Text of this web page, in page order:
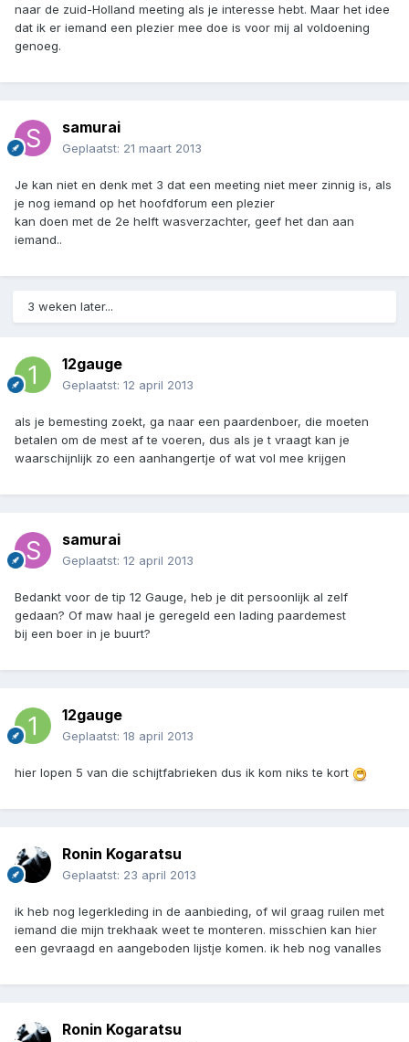
naar de zuid-Holland meeting als je interesse hebt. Maar het idee
dat ik er iemand een plezier mee doe is voor mij al voldoening
genoeg.
samurai
Geplaatst: 21 maart 2013
Je kan niet en denk met 3 dat een meeting niet meer zinnig is, als
je nog iemand op het hoofdforum een plezier
kan doen met de 2e helft wasverzachter, geef het dan aan
iemand..
3 weken later...
12gauge
Geplaatst: 12 april 2013
als je bemesting zoekt, ga naar een paardenboer, die moeten
betalen om de mest af te voeren, dus als je t vraagt kan je
waarschijnlijk zo een aanhangertje of wat vol mee krijgen
samurai
Geplaatst: 12 april 2013
Bedankt voor de tip 12 Gauge, heb je dit persoonlijk al zelf
gedaan? Of maw haal je geregeld een lading paardemest
bij een boer in je buurt?
12gauge
Geplaatst: 18 april 2013
hier lopen 5 van die schijtfabrieken dus ik kom niks te kort
Ronin Kogaratsu
Geplaatst: 23 april 2013
ik heb nog legerkleding in de aanbieding, of wil graag ruilen met
iemand die mijn trekhaak weet te monteren. misschien kan hier
een gevraagd en aangeboden lijstje komen. ik heb nog vanalles
Ronin Kogaratsu